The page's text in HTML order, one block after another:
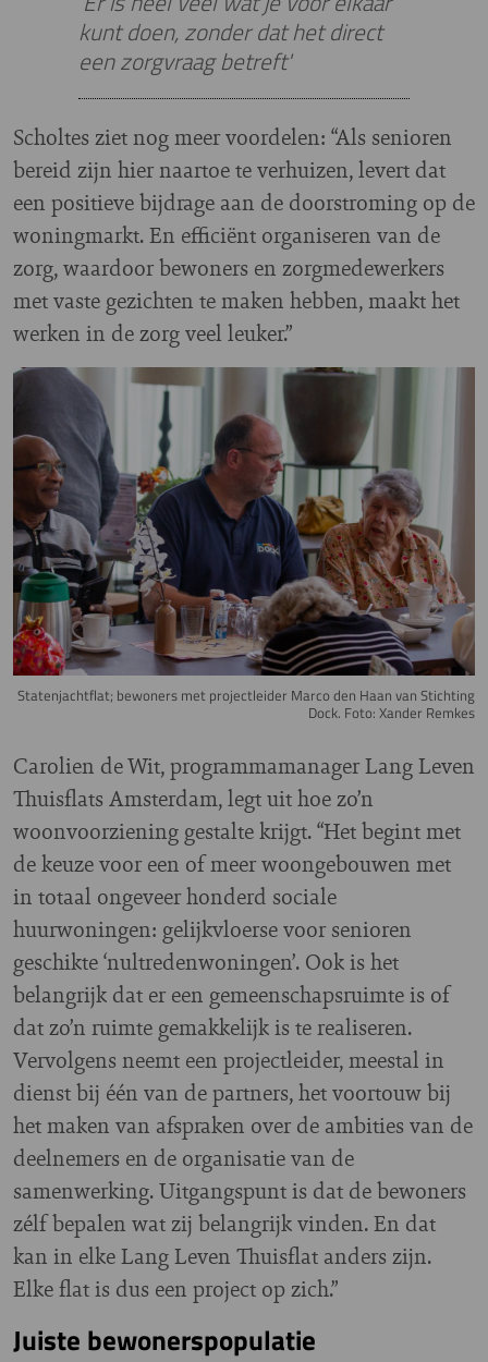
kunt doen, zonder dat het direct
een zorgvraag betreft'
Scholtes ziet nog meer voordelen: “Als senioren
bereid zijn hier naartoe te verhuizen, levert dat
een positieve bijdrage aan de doorstroming op de
woningmarkt. En efficiënt organiseren van de
zorg, waardoor bewoners en zorgmedewerkers
met vaste gezichten te maken hebben, maakt het
werken in de zorg veel leuker.”
Image
Statenjachtflat; bewoners met projectleider Marco den Haan van Stichting
Dock. Foto: Xander Remkes
Carolien de Wit, programmamanager Lang Leven
Thuisflats Amsterdam, legt uit hoe zo’n
woonvoorziening gestalte krijgt. “Het begint met
de keuze voor een of meer woongebouwen met
in totaal ongeveer honderd sociale
huurwoningen: gelijkvloerse voor senioren
geschikte ‘nultredenwoningen’. Ook is het
belangrijk dat er een gemeenschapsruimte is of
dat zo’n ruimte gemakkelijk is te realiseren.
Vervolgens neemt een projectleider, meestal in
dienst bij één van de partners, het voortouw bij
het maken van afspraken over de ambities van de
deelnemers en de organisatie van de
samenwerking. Uitgangspunt is dat de bewoners
zélf bepalen wat zij belangrijk vinden. En dat
kan in elke Lang Leven Thuisflat anders zijn.
Elke flat is dus een project op zich.”
Juiste bewonerspopulatie